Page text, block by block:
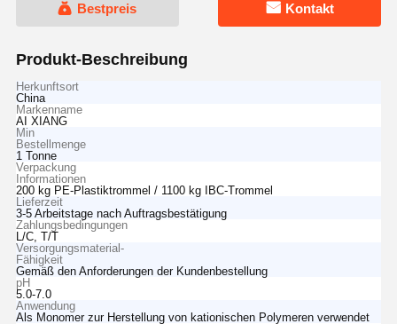
Bestpreis Kontakt
Produkt-Beschreibung
Herkunftsort
China
Markenname
AI XIANG
Min
Bestellmenge
1 Tonne
Verpackung
Informationen
200 kg PE-Plastiktrommel / 1100 kg IBC-Trommel
Lieferzeit
3-5 Arbeitstage nach Auftragsbestätigung
Zahlungsbedingungen
L/C, T/T
Versorgungsmaterial-
Fähigkeit
Gemäß den Anforderungen der Kundenbestellung
pH
5.0-7.0
Anwendung
Als Monomer zur Herstellung von kationischen Polymeren verwendet